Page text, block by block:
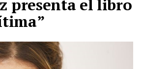
presenta el libro